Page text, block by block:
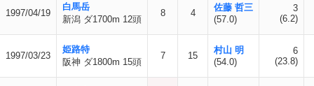
1997/04/19
白馬岳
新潟 ダ1700m 12頭
8 4
佐藤 哲三
(57.0)
3
(6.2)
1997/03/23
姫路特
阪神 ダ1800m 15頭
7 15
村山 明
(54.0)
6
(23.8)